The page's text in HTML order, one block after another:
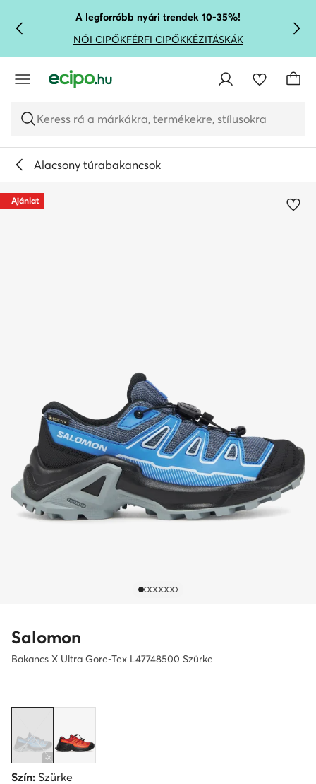
UGRÁS A FŐ TARTALOMRA
UGRÁS A KERESÉSHEZA legforróbb nyári trendek 10-35%!
NŐI CIPŐKFÉRFI CIPŐKKÉZITÁSKÁK
Keress rá a márkákra, termékekre, stílusokra
Alacsony túrabakancsok
Ajánlat
Salomon
Bakancs X Ultra Gore-Tex L47748500 Szürke
Szín: Szürke